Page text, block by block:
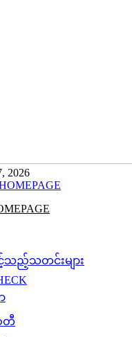
2026
ည့်သတင်းများ
တီ